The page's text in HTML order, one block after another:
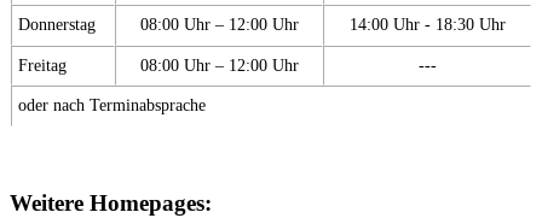
Donnerstag 08:00 Uhr – 12:00 Uhr 14:00 Uhr - 18:30 Uhr
Freitag 08:00 Uhr – 12:00 Uhr ---
oder nach Terminabsprache
Weitere Homepages: